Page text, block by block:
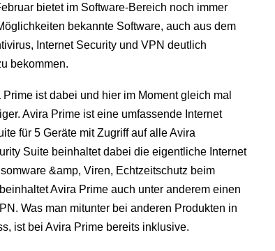
bietet im Software-Bereich noch immer
bekannte Software, auch aus dem
Internet Security und VPN deutlich
bekommen.
Prime ist dabei und hier im Moment gleich mal
Avira Prime ist eine umfassende Internet
für 5 Geräte mit Zugriff auf alle Avira
Suite beinhaltet dabei die eigentliche Internet
&amp, Viren, Echtzeitschutz beim
Avira Prime auch unter anderem einen
Was man mitunter bei anderen Produkten in
ist bei Avira Prime bereits inklusive.